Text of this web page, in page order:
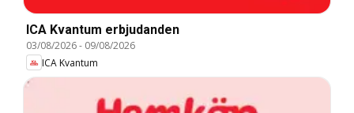
ICA Kvantum erbjudanden
03/08/2026- 09/08/2026
ICA Kvantum